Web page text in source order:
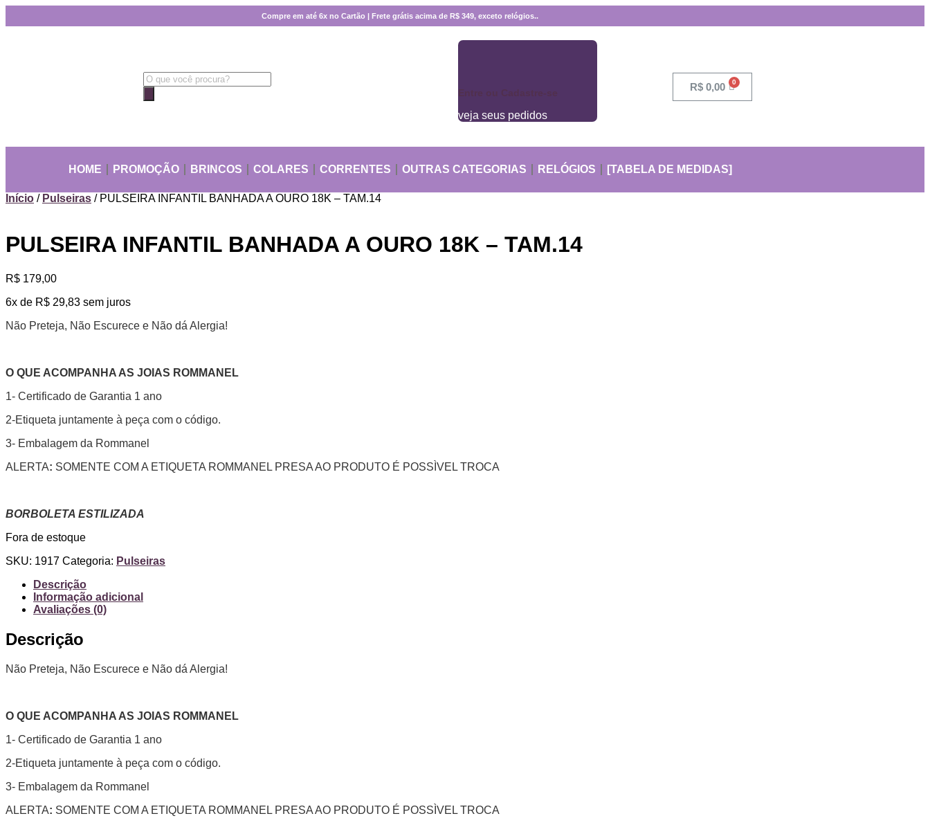
Compre em até 6x no Cartão | Frete grátis acima de R$ 349, exceto relógios..
Entre ou Cadastre-se
veja seus pedidos
R$ 0,00
HOME PROMOÇÃO BRINCOS COLARES CORRENTES OUTRAS CATEGORIAS RELÓGIOS [TABELA DE MEDIDAS]
Início / Pulseiras / PULSEIRA INFANTIL BANHADA A OURO 18K – TAM.14
PULSEIRA INFANTIL BANHADA A OURO 18K – TAM.14
R$ 179,00
6x de R$ 29,83 sem juros
Não Preteja, Não Escurece e Não dá Alergia!
O QUE ACOMPANHA AS JOIAS ROMMANEL
1- Certificado de Garantia 1 ano
2-Etiqueta juntamente à peça com o código.
3- Embalagem da Rommanel
ALERTA: SOMENTE COM A ETIQUETA ROMMANEL PRESA AO PRODUTO É POSSÌVEL TROCA
BORBOLETA ESTILIZADA
Fora de estoque
SKU: 1917 Categoria: Pulseiras
Descrição
Informação adicional
Avaliações (0)
Descrição
Não Preteja, Não Escurece e Não dá Alergia!
O QUE ACOMPANHA AS JOIAS ROMMANEL
1- Certificado de Garantia 1 ano
2-Etiqueta juntamente à peça com o código.
3- Embalagem da Rommanel
ALERTA: SOMENTE COM A ETIQUETA ROMMANEL PRESA AO PRODUTO É POSSÌVEL TROCA